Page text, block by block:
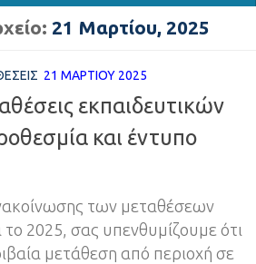
21 Μαρτίου, 2025
21 ΜΑΡΤΊΟΥ 2025
εκπαιδευτικών
και έντυπο
των μεταθέσεων
το 2025, σας υπενθυμίζουμε ότι
μετάθεση από περιοχή σε